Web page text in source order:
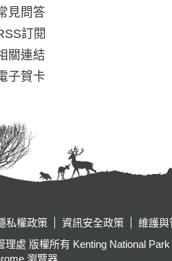
見問答
訂閱
關連結
子賀卡
私權政策 資訊安全政策 維護與
處 版權所有 Kenting National